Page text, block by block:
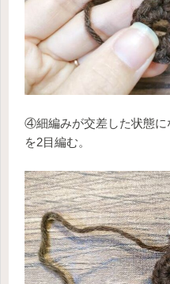
④細編みが交差した状態に
を2目編む。